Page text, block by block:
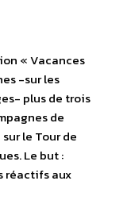
« Vacances
-sur les
plus de trois
de
le Tour de
Le but :
réactifs aux